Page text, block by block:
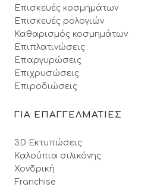
Επισκευές κοσμημάτων
Επισκευές ρολογιών
Καθαρισμός κοσμημάτων
Επιπλατινώσεις
Επαργυρώσεις
Επιχρυσώσεις
Επιροδιώσεις
ΓΙΑ ΕΠΑΓΓΕΛΜΑΤΙΕΣ
3D Εκτυπώσεις
Καλούπια σιλικόνης
Χονδρική
Franchise